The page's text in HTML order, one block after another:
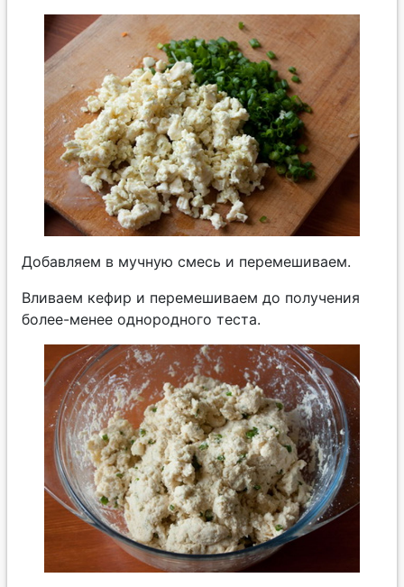
Добавляем в мучную смесь и перемешиваем.
Вливаем кефир и перемешиваем до получения
более-менее однородного теста.